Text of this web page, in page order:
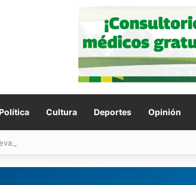
Cultura Deportes Opinión
aulas en Capullito III registra avances en Soledad